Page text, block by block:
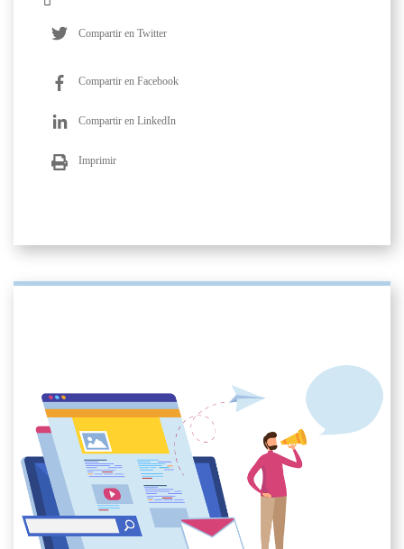
Compartir en Twitter
Compartir en Facebook
Compartir en LinkedIn
Imprimir